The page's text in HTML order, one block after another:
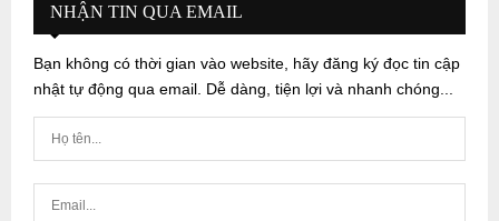
NHẬN TIN QUA EMAIL
Bạn không có thời gian vào website, hãy đăng ký đọc tin cập
nhật tự động qua email. Dễ dàng, tiện lợi và nhanh chóng...